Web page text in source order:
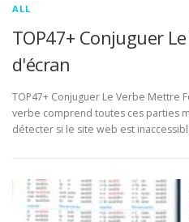
ALL
TOP47+ Conjuguer
d'écran
TOP47+ Conjuguer Le Verbe Mettre
verbe comprend toutes ces parties
détecter si le site web est